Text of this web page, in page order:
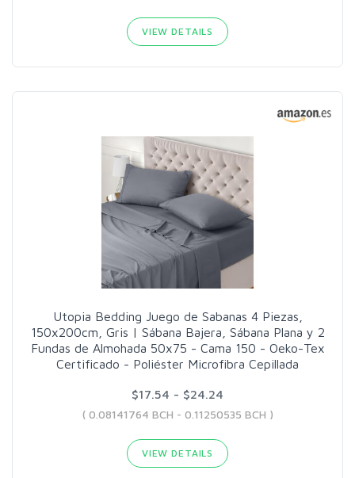
VIEW DETAILS
Utopia Bedding Juego de Sabanas 4 Piezas,
150x200cm, Gris | Sábana Bajera, Sábana Plana y 2
Fundas de Almohada 50x75 - Cama 150 - Oeko-Tex
Certificado - Poliéster Microfibra Cepillada
$17.54 - $24.24
( 0.08141764 BCH - 0.11250535 BCH )
VIEW DETAILS